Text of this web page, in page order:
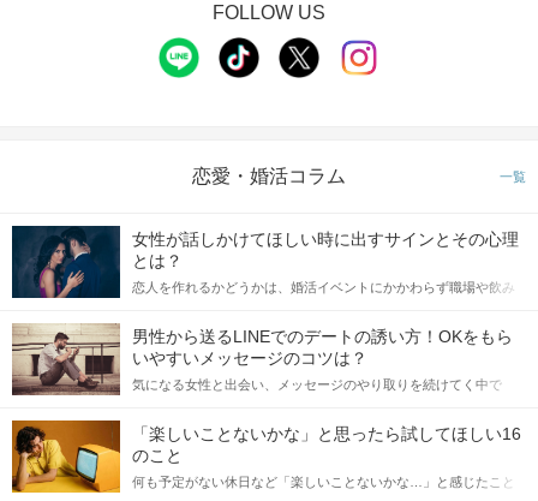
FOLLOW US
恋愛・婚活コラム 一覧
女性が話しかけてほしい時に出すサインとその心理
とは？
恋人を作れるかどうかは、婚活イベントにかかわらず職場や飲み
てアプローチできるかにも左右されます。 これから恋人作りを本
格的に始めようとしている方は、女性が異性を求めて出すサイン
をしっかりと理解し、正しい行動に移せるかどうかが重要。 この
記事では、女性が話しかけて欲しい時に出すサインとその心理を
合にどのような行動に繋げるべきかをご紹介していきます。
男性から送るLINEでのデートの誘い方！OKをもら
いやすいメッセージのコツは？
気になる女性と出会い、メッセージのやり取りを続けてく中で
しかし、中には「どう誘ったらいいの？」とお困りの男性もいら
っしゃるのではないでしょうか。 そこで今回は、男性から女性へ
送るLINEでのデートの誘い方のコツをご紹介します。例文も混じ
えながら解説するので、ぜひ参考にしてください。
「楽しいことないかな」と思ったら試してほしい16
のこと
何も予定がない休日など「楽しいことないかな…」と感じたこと